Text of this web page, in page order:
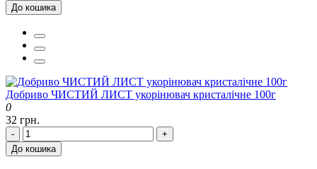
До кошика
Добриво ЧИСТИЙ ЛИСТ укорінювач кристалічне 100г
0
32 грн.
-
+
До кошика